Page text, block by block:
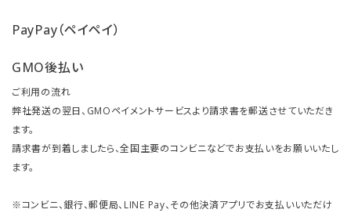
PayPay（ペイペイ）
GMO後払い
ご利用の流れ
弊社発送の翌日、GMOペイメントサービスより請求書を郵送させていただき
ます。
請求書が到着しましたら、全国主要のコンビニなどでお支払いをお願いいたし
ます。
※コンビニ、銀行、郵便局、LINE Pay、その他決済アプリでお支払いいただけ